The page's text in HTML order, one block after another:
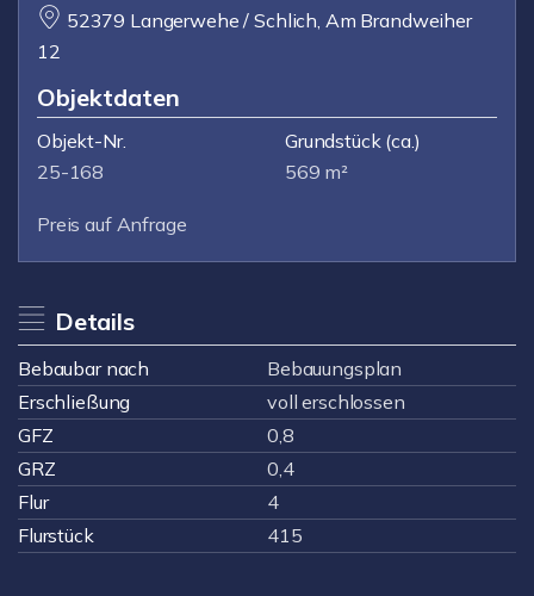
52379 Langerwehe / Schlich, Am Brandweiher
12
Objektdaten
Objekt-Nr.
25-168
Grundstück(ca.)
569 m²
Preis auf Anfrage
Details
Bebaubar nach
Bebauungsplan
Erschließung
voll erschlossen
GFZ
0,8
GRZ
0,4
Flur
4
Flurstück
415